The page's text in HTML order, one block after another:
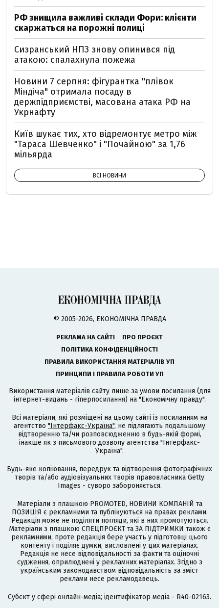
РФ знищила важливі склади Фори: клієнти
скаржаться на порожні полиці
Сизранський НПЗ знову опинився під
атакою: спалахнула пожежа
Новини 7 серпня: фігурантка "плівок
Міндіча" отримала посаду в
держпідприємстві, масована атака РФ на
Укрнафту
Київ шукає тих, хто відремонтує метро між
"Тараса Шевченко" і "Почайною" за 1,76
мільярда
ВСІ НОВИНИ
© 2005-2026, ЕКОНОМІЧНА ПРАВДА
РЕКЛАМА НА САЙТІ
ПРО ПРОЄКТ
ПОЛІТИКА КОНФІДЕНЦІЙНОСТІ
ПРАВИЛА ВИКОРИСТАННЯ МАТЕРІАЛІВ УП
ПРИНЦИПИ І ПРАВИЛА РОБОТИ УП
Використання матеріалів сайту лише за умови посилання (для
інтернет-видань - гіперпосилання) на "Економічну правду".
Всі матеріали, які розміщені на цьому сайті із посиланням на
агентство "Інтерфакс-Україна", не підлягають подальшому
відтворенню та/чи розповсюдженню в будь-якій формі,
інакше як з письмового дозволу агентства "Інтерфакс-
Україна".
Будь-яке копіювання, передрук та відтворення фотографічних
творів та/або аудіовізуальних творів правовласника Getty
Images - суворо забороняється.
Матеріали з плашкою PROMOTED, НОВИНИ КОМПАНІЙ та
ПОЗИЦІЯ є рекламними та публікуються на правах реклами.
Редакція може не поділяти погляди, які в них промотуються.
Матеріали з плашкою СПЕЦПРОЄКТ та ЗА ПІДТРИМКИ також є
рекламними, проте редакція бере участь у підготовці цього
контенту і поділяє думки, висловлені у цих матеріалах.
Редакція не несе відповідальності за факти та оціночні
судження, оприлюднені у рекламних матеріалах. Згідно з
українським законодавством відповідальність за зміст
реклами несе рекламодавець.
Cубєкт у сфері онлайн-медіа; ідентифікатор медіа - R40-02163.